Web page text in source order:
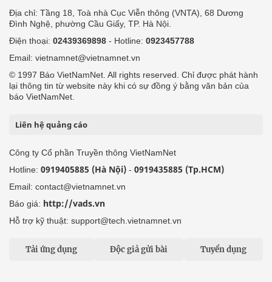
Địa chỉ: Tầng 18, Toà nhà Cục Viễn thông (VNTA), 68 Dương
Đình Nghệ, phường Cầu Giấy, TP. Hà Nội.
Điện thoại: 02439369898 - Hotline: 0923457788
Email: vietnamnet@vietnamnet.vn
© 1997 Báo VietNamNet. All rights reserved. Chỉ được phát hành
lại thông tin từ website này khi có sự đồng ý bằng văn bản của
báo VietNamNet.
Liên hệ quảng cáo
Công ty Cổ phần Truyền thông VietNamNet
Hotline: 0919405885 (Hà Nội) - 0919435885 (Tp.HCM)
Email: contact@vietnamnet.vn
Báo giá: http://vads.vn
Hỗ trợ kỹ thuật: support@tech.vietnamnet.vn
Tải ứng dụng Độc giả gửi bài Tuyển dụng